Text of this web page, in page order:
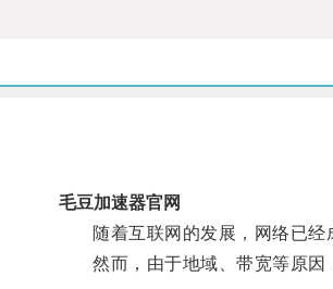
毛豆加速器官网
随着互联网的发展，网络已经
然而，由于地域、带宽等原因